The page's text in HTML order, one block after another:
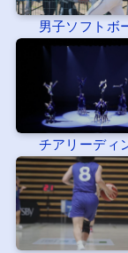
男子ソフトボ
チアリーディ